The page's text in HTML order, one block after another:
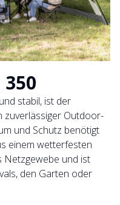
stabil, ist der
zuverlässiger Outdoor-
und Schutz benötigt
einem wetterfesten
Netzgewebe und ist
den Garten oder